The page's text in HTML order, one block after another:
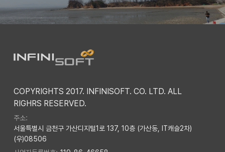
COPYRIGHTS 2017. INFINISOFT. CO. LTD. ALL
RIGHRS RESERVED.
주소:
서울특별시 금천구 가산디지털1로 137, 10층 (가산동, IT캐슬2차)
(우)08506